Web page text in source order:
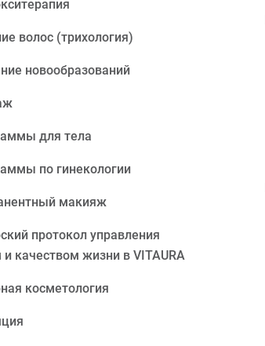
волос (трихология)
новообразований
для тела
по гинекологии
макияж
протокол управления
и качеством жизни в VITAURA
косметология